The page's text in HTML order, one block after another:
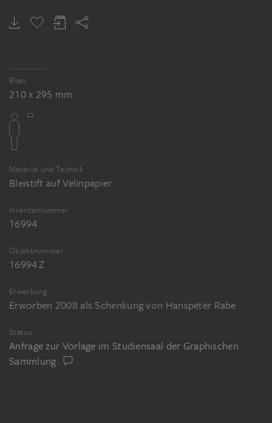
Blatt
210 x 295 mm
Material und Technik
Bleistift auf Velinpapier
Inventarnummer
16994
Objektnummer
16994 Z
Erwerbung
Erworben 2008 als Schenkung von Hanspeter Rabe
Status
Anfrage zur Vorlage im Studiensaal der Graphischen
Sammlung